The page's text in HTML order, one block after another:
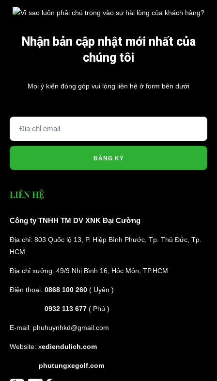
Nhận bản cập nhật mới nhất của
chúng tôi
Mọi ý kiến đóng góp vui lòng liên hệ ở form bên dưới
ĐĂNG KÝ
LIÊN HỆ
Công ty TNHH TM DV XNK Đại Cường
Địa chỉ: 803 Quốc lộ 13, P. Hiệp Bình Phước, Tp. Thủ Đức, Tp.
HCM
Địa chỉ xưởng: 49/9 Nhị Bình 16, Hóc Môn, TP.HCM
Điện thoại: 0868 100 260 ( Uyên )
0932 113 677 ( Phú )
E-mail: phuhuynhkd@gmail.com
Website: xediendulich.com
phutungxegolf.com